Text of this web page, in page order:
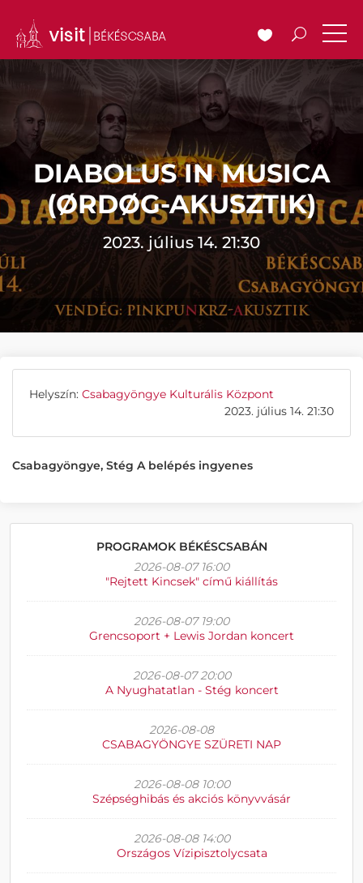
DIABOLUS IN MUSICA
(ØRDØG-AKUSZTIK)
2023. július 14. 21:30
Helyszín: Csabagyöngye Kulturális Központ
2023. július 14. 21:30
Csabagyöngye, Stég A belépés ingyenes
PROGRAMOK BÉKÉSCSABÁN
2026-08-07 16:00
"Rejtett Kincsek" című kiállítás
2026-08-07 19:00
Grencsoport + Lewis Jordan koncert
2026-08-07 20:00
A Nyughatatlan - Stég koncert
2026-08-08
CSABAGYÖNGYE SZÜRETI NAP
2026-08-08 10:00
Szépséghibás és akciós könyvvásár
2026-08-08 14:00
Országos Vízipisztolycsata